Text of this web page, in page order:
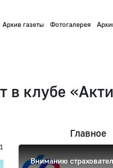
Архив газеты Фотогалерея
в клубе
Главное
Вниманию